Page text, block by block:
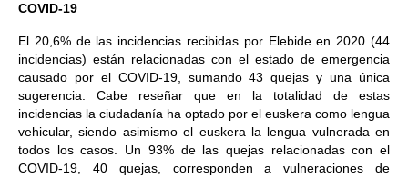
COVID-19
El 20,6% de las incidencias recibidas por Elebide en 2020 (44
incidencias) están relacionadas con el estado de emergencia
causado por el COVID-19, sumando 43 quejas y una única
sugerencia. Cabe reseñar que en la totalidad de estas
incidencias la ciudadanía ha optado por el euskera como lengua
vehicular, siendo asimismo el euskera la lengua vulnerada en
todos los casos. Un 93% de las quejas relacionadas con el
COVID-19, 40 quejas, corresponden a vulneraciones de